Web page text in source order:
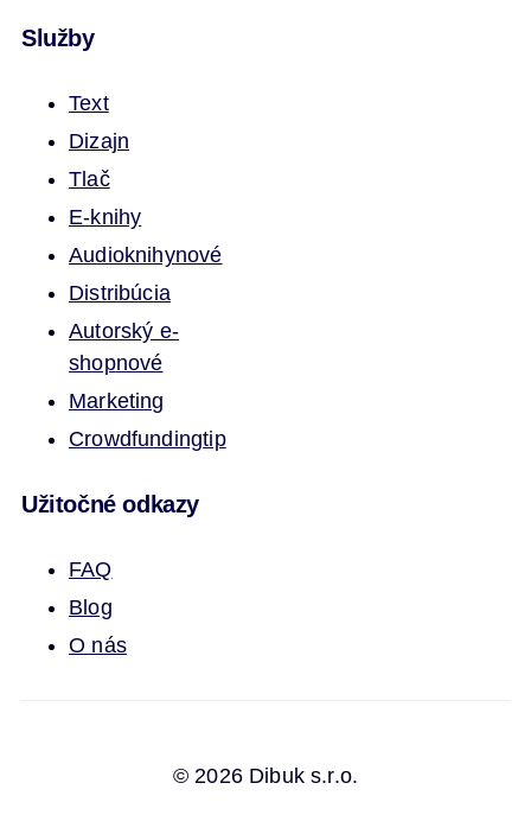
Služby
Text
Dizajn
Tlač
E-knihy
Audioknihynové
Distribúcia
Autorský e-
shopnové
Marketing
Crowdfundingtip
Užitočné odkazy
FAQ
Blog
O nás
© 2026 Dibuk s.r.o.